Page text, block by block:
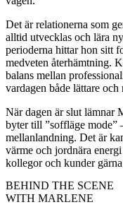
Det är relationerna som
alltid utvecklas och lära
perioderna hittar hon sitt
medveten återhämtning.
balans mellan
vardagen både lättare och
När dagen är slut lämnar
byter till ”soffläge mode”
mellanlandning. Det är
värme och jordnära
kollegor och kunder
BEHIND THE SCENE
WITH MARLENE